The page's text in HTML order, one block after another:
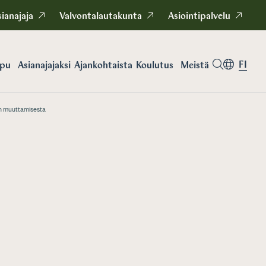
Valvontalautakunta Asiointipalvelu
Asianajajaksi Ajankohtaista Koulutus Meistä FI
muuttamisesta